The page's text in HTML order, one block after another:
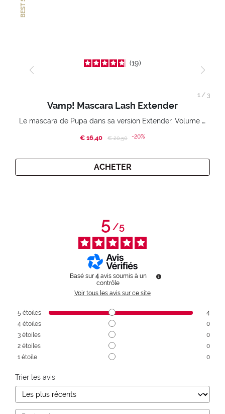
19
Vamp! Mascara Lash Extender
Le mascara de Pupa dans sa version Extender. Volume extension 3D. Des cils amplifiés et liftés à l’infini.
€ 16,40 Price reduced from
€ 20,50to-20%
ACHETER
1 / 3
5/5
Basé sur 4 avis soumis à un
contrôle
Voir tous les avis sur ce site
5 étoiles
4
4 étoiles
0
3 étoiles
0
2 étoiles
0
1 étoile 0
Trier les avis